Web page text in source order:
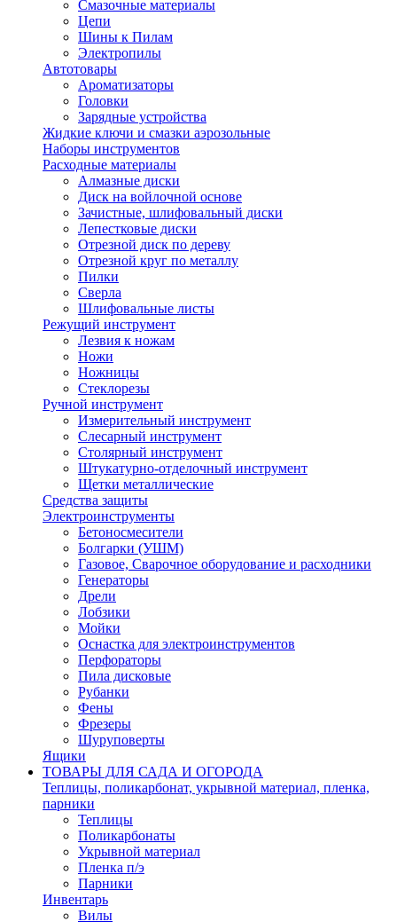
Смазочные материалы
Цепи
Шины к Пилам
Электропилы
Автотовары
Ароматизаторы
Головки
Зарядные устройства
Жидкие ключи и смазки аэрозольные
Наборы инструментов
Расходные материалы
Алмазные диски
Диск на войлочной основе
Зачистные, шлифовальный диски
Лепестковые диски
Отрезной диск по дереву
Отрезной круг по металлу
Пилки
Сверла
Шлифовальные листы
Режущий инструмент
Лезвия к ножам
Ножи
Ножницы
Стеклорезы
Ручной инструмент
Измерительный инструмент
Слесарный инструмент
Столярный инструмент
Штукатурно-отделочный инструмент
Щетки металлические
Средства защиты
Электроинструменты
Бетоносмесители
Болгарки (УШМ)
Газовое, Сварочное оборудование и расходники
Генераторы
Дрели
Лобзики
Мойки
Оснастка для электроинструментов
Перфораторы
Пила дисковые
Рубанки
Фены
Фрезеры
Шуруповерты
Ящики
ТОВАРЫ ДЛЯ САДА И ОГОРОДА
Теплицы, поликарбонат, укрывной материал, пленка,
парники
Теплицы
Поликарбонаты
Укрывной материал
Пленка п/э
Парники
Инвентарь
Вилы